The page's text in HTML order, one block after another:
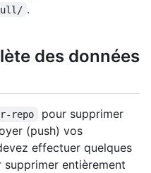
.
des données
repo
pour supprimer
(push) vos
effectuer quelques
entièrement